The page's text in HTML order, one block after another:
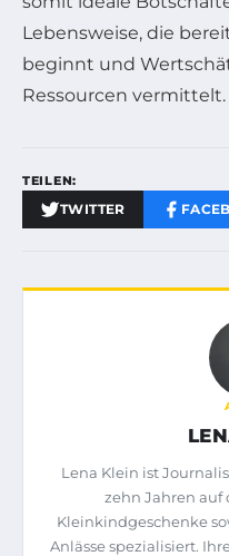
Lebensweise, die
beginnt und
Ressourcen vermittelt.
TEILEN:
TWITTER
Lena Klein ist
zehn Jahren auf
Kleinkindgeschenke
Anlässe spezialisiert.